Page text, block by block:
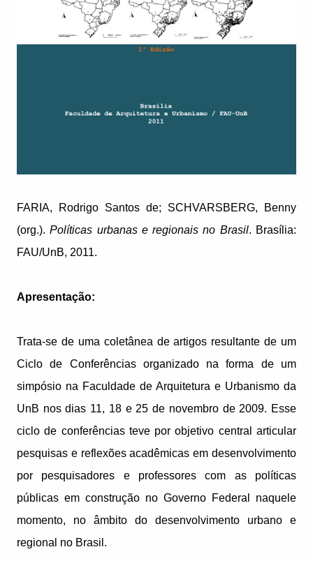
FARIA, Rodrigo Santos de; SCHVARSBERG, Benny
(org.).Políticas urbanas e regionais no Brasil. Brasília:
FAU/UnB, 2011.
Apresentação:
Trata-se de uma coletânea de artigos resultante de um
Ciclo de Conferências organizado na forma de um
simpósio na Faculdade de Arquitetura e Urbanismo da
UnB nos dias 11, 18 e 25 de novembro de 2009. Esse
ciclo de conferências teve por objetivo central articular
pesquisas e reflexões acadêmicas em desenvolvimento
por pesquisadores e professores com as políticas
públicas em construção no Governo Federal naquele
momento, no âmbito do desenvolvimento urbano e
regional no Brasil.